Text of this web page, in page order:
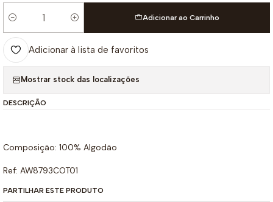
Quantidade
Adicionar ao Carrinho
Adicionar à lista de favoritos
Mostrar stock das localizações
DESCRIÇÃO
Composição: 100% Algodão
Ref: AW8793COT01
PARTILHAR ESTE PRODUTO